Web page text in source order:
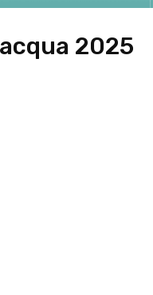
2025